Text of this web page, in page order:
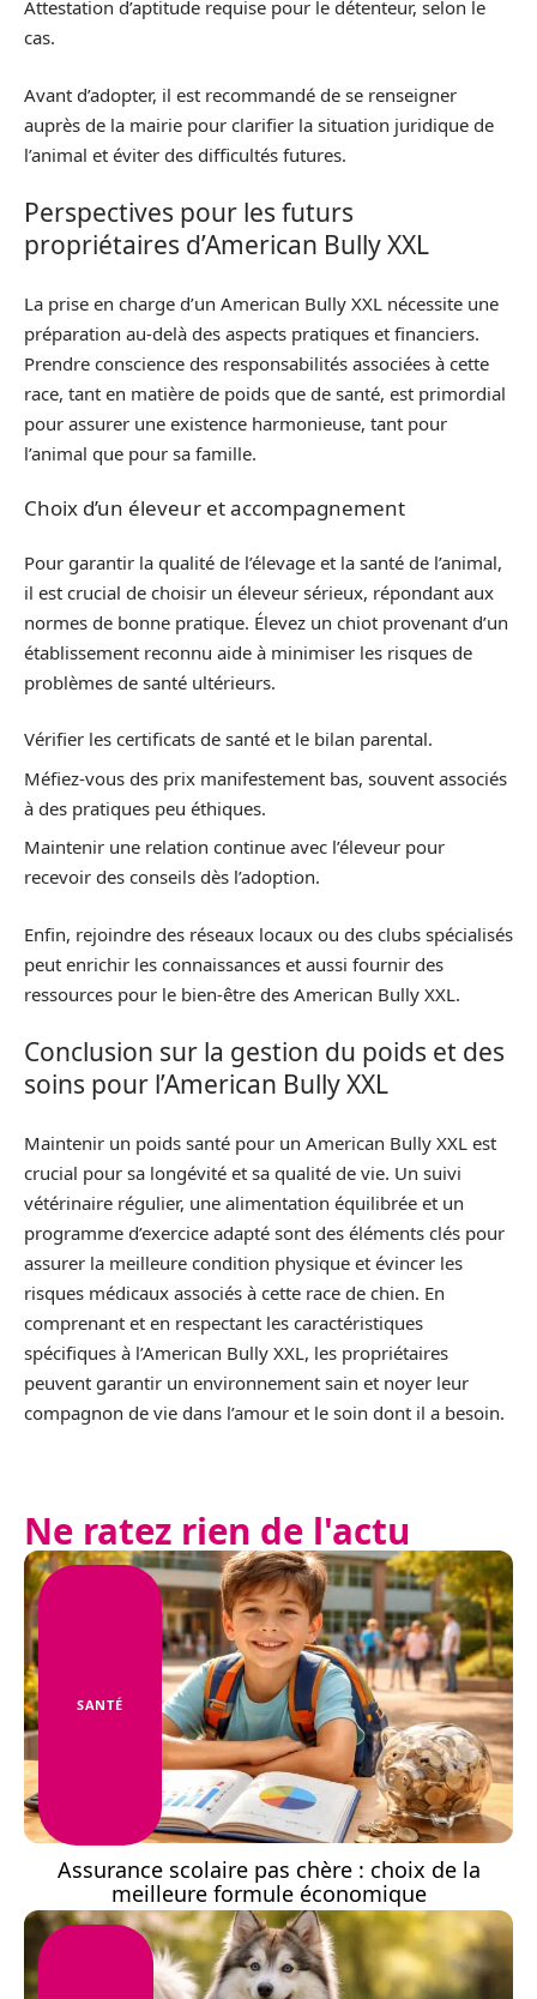
Attestation d’aptitude requise pour le détenteur, selon le
cas.
Avant d’adopter, il est recommandé de se renseigner
auprès de la mairie pour clarifier la situation juridique de
l’animal et éviter des difficultés futures.
Perspectives pour les futurs
propriétaires d’American Bully XXL
La prise en charge d’un American Bully XXL nécessite une
préparation au-delà des aspects pratiques et financiers.
Prendre conscience des responsabilités associées à cette
race, tant en matière de poids que de santé, est primordial
pour assurer une existence harmonieuse, tant pour
l’animal que pour sa famille.
Choix d’un éleveur et accompagnement
Pour garantir la qualité de l’élevage et la santé de l’animal,
il est crucial de choisir un éleveur sérieux, répondant aux
normes de bonne pratique. Élevez un chiot provenant d’un
établissement reconnu aide à minimiser les risques de
problèmes de santé ultérieurs.
Vérifier les certificats de santé et le bilan parental.
Méfiez-vous des prix manifestement bas, souvent associés
à des pratiques peu éthiques.
Maintenir une relation continue avec l’éleveur pour
recevoir des conseils dès l’adoption.
Enfin, rejoindre des réseaux locaux ou des clubs spécialisés
peut enrichir les connaissances et aussi fournir des
ressources pour le bien-être des American Bully XXL.
Conclusion sur la gestion du poids et des
soins pour l’American Bully XXL
Maintenir un poids santé pour un American Bully XXL est
crucial pour sa longévité et sa qualité de vie. Un suivi
vétérinaire régulier, une alimentation équilibrée et un
programme d’exercice adapté sont des éléments clés pour
assurer la meilleure condition physique et évincer les
risques médicaux associés à cette race de chien. En
comprenant et en respectant les caractéristiques
spécifiques à l’American Bully XXL, les propriétaires
peuvent garantir un environnement sain et noyer leur
compagnon de vie dans l’amour et le soin dont il a besoin.
Ne ratez rien de l'actu
SANTÉ
Assurance scolaire pas chère : choix de la
meilleure formule économique